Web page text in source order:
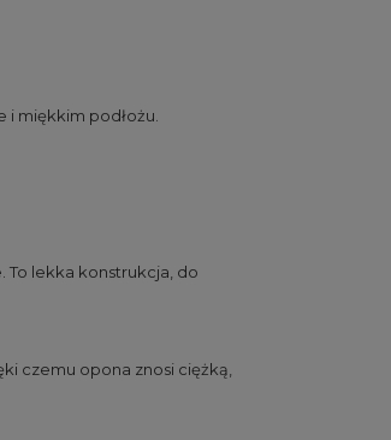
i miękkim podłożu.
To lekka konstrukcja, do
czemu opona znosi ciężką,